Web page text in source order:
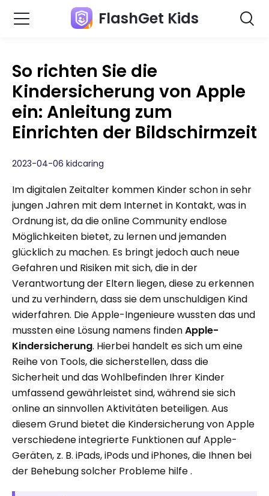
FlashGet Kids
So richten Sie die
Kindersicherung von Apple
ein: Anleitung zum
Einrichten der Bildschirmzeit
2023-04-06 kidcaring
Im digitalen Zeitalter kommen Kinder schon in sehr
jungen Jahren mit dem Internet in Kontakt, was in
Ordnung ist, da die online Community endlose
Möglichkeiten bietet, zu lernen und jemanden
glücklich zu machen. Es bringt jedoch auch neue
Gefahren und Risiken mit sich, die in der
Verantwortung der Eltern liegen, diese zu erkennen
und zu verhindern, dass sie dem unschuldigen Kind
widerfahren. Die Apple-Ingenieure wussten das und
mussten eine Lösung namens findenApple-
Kindersicherung. Hierbei handelt es sich um eine
Reihe von Tools, die sicherstellen, dass die
Sicherheit und das Wohlbefinden Ihrer Kinder
umfassend gewährleistet sind, während sie sich
online an sinnvollen Aktivitäten beteiligen. Aus
diesem Grund bietet die Kindersicherung von Apple
verschiedene integrierte Funktionen auf Apple-
Geräten, z. B. iPads, iPods und iPhones, die Ihnen bei
der Behebung solcher Probleme hilfe .